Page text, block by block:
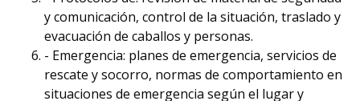
y comunicación, control de la situación, traslado y
evacuación de caballos y personas.
- Emergencia: planes de emergencia, servicios de
rescate y socorro, normas de comportamiento en
situaciones de emergencia según el lugar y